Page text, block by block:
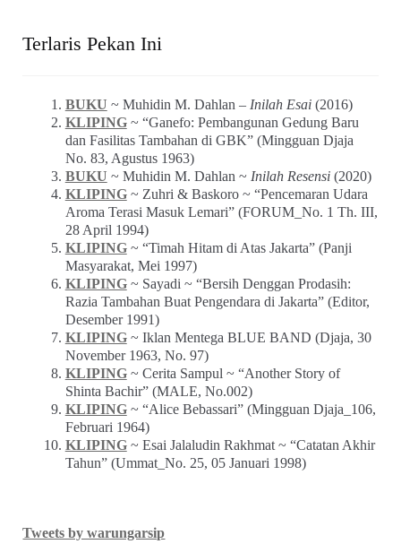
Terlaris Pekan Ini
BUKU ~ Muhidin M. Dahlan – Inilah Esai(2016)
KLIPING~ “Ganefo: Pembangunan Gedung Baru
dan Fasilitas Tambahan di GBK” (Mingguan Djaja
No. 83, Agustus 1963)
BUKU ~ Muhidin M. Dahlan ~ Inilah Resensi(2020)
KLIPING~ Zuhri & Baskoro ~ “Pencemaran Udara
Aroma Terasi Masuk Lemari” (FORUM_No. 1 Th. III,
28 April 1994)
KLIPING~ “Timah Hitam di Atas Jakarta” (Panji
Masyarakat, Mei 1997)
KLIPING~ Sayadi ~ “Bersih Denggan Prodasih:
Razia Tambahan Buat Pengendara di Jakarta” (Editor,
Desember 1991)
KLIPING~ Iklan Mentega BLUE BAND (Djaja, 30
November 1963, No. 97)
KLIPING~ Cerita Sampul ~ “Another Story of
Shinta Bachir” (MALE, No.002)
KLIPING~ “Alice Bebassari” (Mingguan Djaja_106,
Februari 1964)
KLIPING~ Esai Jalaludin Rakhmat ~ “Catatan Akhir
Tahun” (Ummat_No. 25, 05 Januari 1998)
Tweets by warungarsip